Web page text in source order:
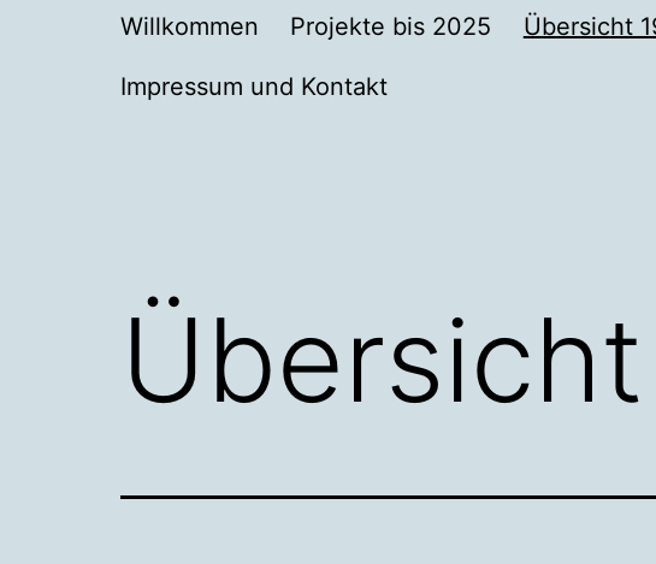
einewelt-
Willkommen Projekte bis 2025 Übersicht
Impressum und Kontakt